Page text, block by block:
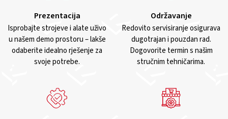
Prezentacija
Isprobajte strojeve i alate uživo
u našem demo prostoru – lakše
odaberite idealno rješenje za
svoje potrebe.
Održavanje
Redovito servisiranje osigurava
dugotrajan i pouzdan rad.
Dogovorite termin s našim
stručnim tehničarima.